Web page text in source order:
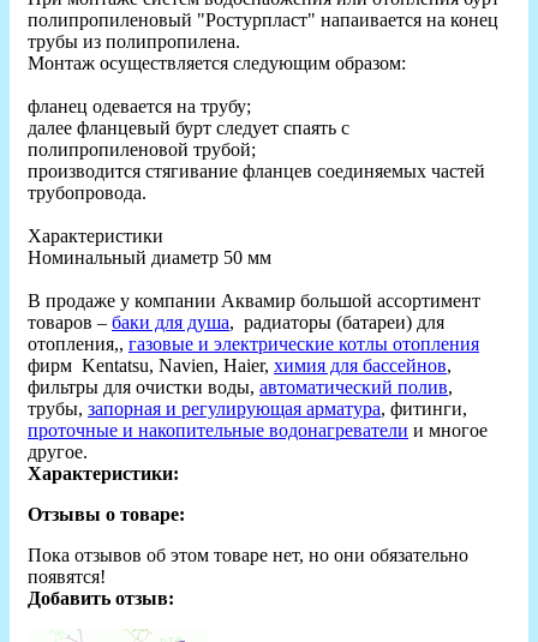
полипропиленовый "Ростурпласт" напаивается на конец
трубы из полипропилена.
Монтаж осуществляется следующим образом:
фланец одевается на трубу;
далее фланцевый бурт следует спаять с
полипропиленовой трубой;
производится стягивание фланцев соединяемых частей
трубопровода.
Характеристики
Номинальный диаметр 50 мм
В продаже у компании Аквамир большой ассортимент
товаров – баки для душа, радиаторы (батареи) для
отопления,, газовые и электрические котлы отопления
фирм Kentatsu, Navien, Haier, химия для бассейнов,
фильтры для очистки воды, автоматический полив,
трубы, запорная и регулирующая арматура, фитинги,
проточные и накопительные водонагреватели и многое
другое.
Характеристики:
Отзывы о товаре:
Пока отзывов об этом товаре нет, но они обязательно
появятся!
Добавить отзыв: